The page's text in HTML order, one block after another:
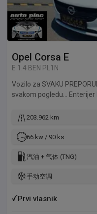
Opel Corsa E
E 1.4 BEN PL1N
Vozilo za SVAKU
svakom pogledu...
Kupljeno je od PRVOG
28.07.2015.god što je i
jeftin za održavanje...
opreme poseduje: Klimu,
maglu, ABS, ATESTIRAN
203.962 km
66 kw / 90 ks
汽油 + 气体 (TNG)
手动空调
Prvi vlasnik